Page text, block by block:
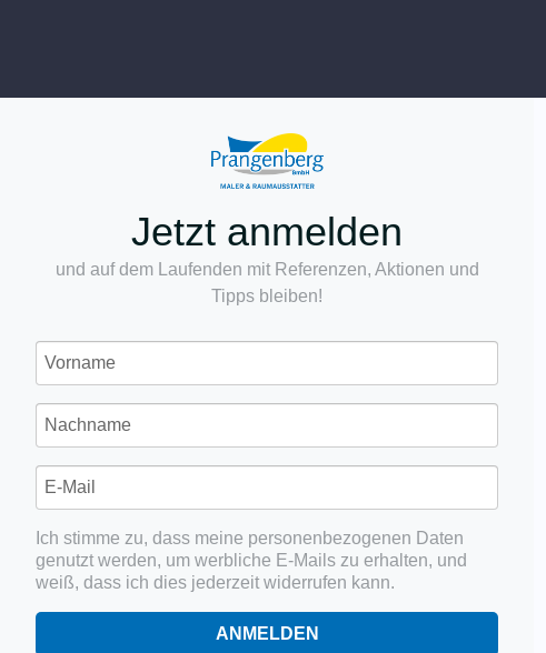
Jetzt anmelden
und auf dem Laufenden mit Referenzen, Aktionen und
Tipps bleiben!
Ich stimme zu, dass meine personenbezogenen Daten
genutzt werden, um werbliche E-Mails zu erhalten, und
weiß, dass ich dies jederzeit widerrufen kann.
ANMELDEN